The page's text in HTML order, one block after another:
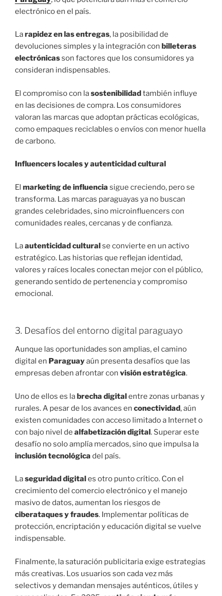
electrónico en el país.
Larapidez en las entregas, la posibilidad de
devoluciones simples y la integración con billeteras
electrónicasson factores que los consumidores ya
consideran indispensables.
El compromiso con lasostenibilidadtambién influye
en las decisiones de compra. Los consumidores
valoran las marcas que adoptan prácticas ecológicas,
como empaques reciclables o envíos con menor huella
de carbono.
Influencers locales y autenticidad cultural
El marketing de influencia sigue creciendo, pero se
transforma. Las marcas paraguayas ya no buscan
grandes celebridades, sino microinfluencers con
comunidades reales, cercanas y de confianza.
Laautenticidad culturalse convierte en un activo
estratégico. Las historias que reflejan identidad,
valores y raíces locales conectan mejor con el público,
generando sentido de pertenencia y compromiso
emocional.
3. Desafíos del entorno digital paraguayo
Aunque las oportunidades son amplias, el camino
digital en Paraguayaún presenta desafíos que las
empresas deben afrontar con visión estratégica.
Uno de ellos es labrecha digitalentre zonas urbanas y
rurales. A pesar de los avances en conectividad, aún
existen comunidades con acceso limitado a Internet o
con bajo nivel de alfabetización digital. Superar este
desafío no solo amplía mercados, sino que impulsa la
inclusión tecnológica del país.
Laseguridad digitales otro punto crítico. Con el
crecimiento del comercio electrónico y el manejo
masivo de datos, aumentan los riesgos de
ciberataques y fraudes. Implementar políticas de
protección, encriptación y educación digital se vuelve
indispensable.
Finalmente, la saturación publicitaria exige estrategias
más creativas. Los usuarios son cada vez más
selectivos y demandan mensajes auténticos, útiles y